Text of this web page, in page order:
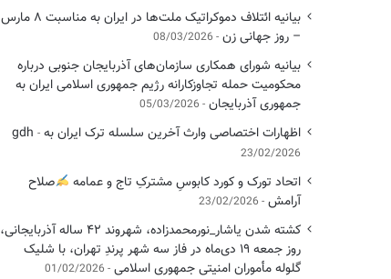
بیانیه ائتلاف دموکراتیک ملت‌ها در ایران به مناسبت ۸ مارس
– روز جهانی زن 08/03/2026
بیانیه شورای همکاری سازمان‌های آذربایجان جنوبی درباره
محکومیت حمله تجاوزکارانه رژیم جمهوری اسلامی ایران به
جمهوری آذربایجان 05/03/2026
اظهارات اختصاصی وارث آخرین سلسله ترک ایران به gdh
23/02/2026
اتحاد تورک و کورد کابوسِ مشترکِ تاج و عمامه
​صلاح
آرامش 23/02/2026
کشته شدن یاشار_نورمحمدزاده، شهروند ۴۲ ساله آذربایجانی،
روز جمعه ۱۹ دی‌ماه در فاز سه شهر پرندِ تهران، با شلیک
گلوله مأموران امنیتی جمهوری اسلامی 01/02/2026